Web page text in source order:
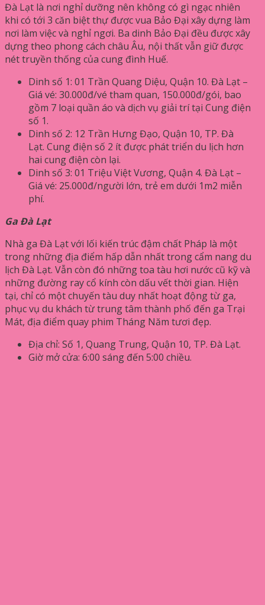
Đà Lạt là nơi nghỉ dưỡng nên không có gì ngạc nhiên
khi có tới 3 căn biệt thự được vua Bảo Đại xây dựng làm
nơi làm việc và nghỉ ngơi. Ba dinh Bảo Đại đều được xây
dựng theo phong cách châu Âu, nội thất vẫn giữ được
nét truyền thống của cung đình Huế.
Dinh số 1: 01 Trần Quang Diệu, Quận 10. Đà Lạt –
Giá vé: 30.000đ/vé tham quan, 150.000đ/gói, bao
gồm 7 loại quần áo và dịch vụ giải trí tại Cung điện
số 1.
Dinh số 2: 12 Trần Hưng Đạo, Quận 10, TP. Đà
Lạt. Cung điện số 2 ít được phát triển du lịch hơn
hai cung điện còn lại.
Dinh số 3: 01 Triệu Việt Vương, Quận 4. Đà Lạt –
Giá vé: 25.000đ/người lớn, trẻ em dưới 1m2 miễn
phí.
Ga Đà Lạt
Nhà ga Đà Lạt với lối kiến ​​trúc đậm chất Pháp là một
trong những địa điểm hấp dẫn nhất trong cẩm nang du
lịch Đà Lạt. Vẫn còn đó những toa tàu hơi nước cũ kỹ và
những đường ray cổ kính còn dấu vết thời gian. Hiện
tại, chỉ có một chuyến tàu duy nhất hoạt động từ ga,
phục vụ du khách từ trung tâm thành phố đến ga Trại
Mát, địa điểm quay phim Tháng Năm tươi đẹp.
Địa chỉ: Số 1, Quang Trung, Quận 10, TP. Đà Lạt.
Giờ mở cửa: 6:00 sáng đến 5:00 chiều.